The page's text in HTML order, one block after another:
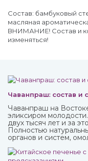
Состав: бамбуковый
масляная
ВНИМАНИЕ! Состав и
изменяться!
Чаванпраш: состав и
Чаванпраш на
эликсиром
двух тысяч лет и за
Полностью
органов и систем,
безопасным для